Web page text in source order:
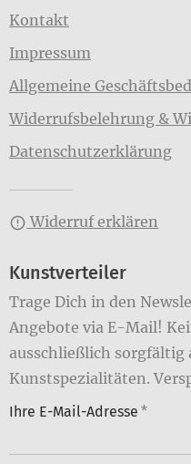
Kontakt
Impressum
Allgemeine
Widerrufsbelehrung &
Datenschutzerklärung
Widerruf erklären
Kunstverteiler
Trage Dich in den
Angebote via E-Mail!
ausschließlich sorgfältig
Kunstspezialitäten.
Ihre E-Mail-Adresse *